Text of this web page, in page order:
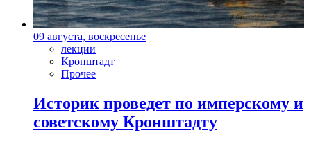
09 августа, воскресенье
лекции
Кронштадт
Прочее
Историк проведет по имперскому и
советскому Кронштадту